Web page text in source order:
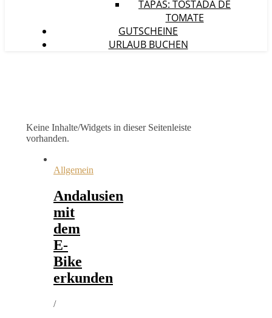
TAPAS: TOSTADA DE
TOMATE
GUTSCHEINE
URLAUB BUCHEN
Keine Inhalte/Widgets in dieser Seitenleiste
vorhanden.
Allgemein
Andalusien
mit
dem
E-
Bike
erkunden
/